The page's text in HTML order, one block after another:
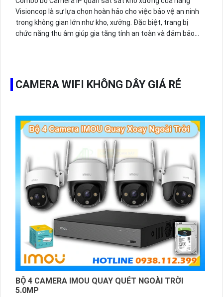
Visioncop là sự lựa chọn hoàn hảo cho việc bảo vệ an ninh
trong không gian lớn như kho, xưởng. Đặc biệt, trang bị
chức năng thu âm giúp gia tăng tính an toàn và đảm bảo
sắc nét. Với thiết kế chắc chắn và nhiều tính năng thông
minh, Combo Camera IP Visioncop là sự lựa chọn hàng đầu
CAMERA WIFI KHÔNG DÂY GIÁ RẺ
BỘ 4 CAMERA IMOU QUAY QUÉT NGOÀI TRỜI
5.0MP